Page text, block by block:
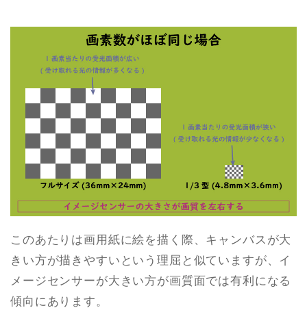
このあたりは画用紙に絵を描く際、キャンバスが大
きい方が描きやすいという理屈と似ていますが、イ
メージセンサーが大きい方が画質面では有利になる
傾向にあります。